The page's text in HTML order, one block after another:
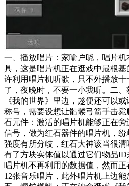
一、播放唱片：家喻户晓，唱片
具，这是唱片机正在逛戏中最根
许利用唱片机听歌，只不外播放
了，夜晚时，不要一小我听。二
《我的世界》里边，趁便还可以
称号，需要设想让骷髅弓箭手击
石元件：激活的唱片机能够正在
信号，做为红石器件的唱片机，
强度有所分歧，红石大神该当很
有了方块实体值以通过它们物品ID
唱片机不再利用的数据值，然而
12张音乐唱片，此外唱片机上边能